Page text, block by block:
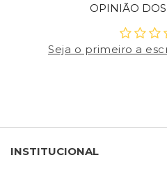
OPINIÃO
Seja o primeiro a
INSTITUCIONAL